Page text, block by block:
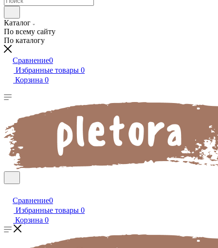
Каталог
По всему сайту
По каталогу
Сравнение0
Избранные товары 0
Корзина 0
Сравнение0
Избранные товары 0
Корзина 0